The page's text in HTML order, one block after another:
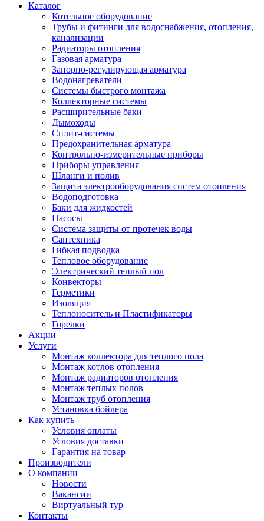
Каталог
Котельное оборудование
Трубы и фитинги для водоснабжения, отопления,
канализации
Радиаторы отопления
Газовая арматура
Запорно-регулирующая арматура
Водонагреватели
Системы быстрого монтажа
Коллекторные системы
Расширительные баки
Дымоходы
Сплит-системы
Предохранительная арматура
Контрольно-измерительные приборы
Приборы управления
Шланги и полив
Защита электрооборудования систем отопления
Водоподготовка
Баки для жидкостей
Насосы
Система защиты от протечек воды
Сантехника
Гибкая подводка
Тепловое оборудование
Электрический теплый пол
Конвекторы
Герметики
Изоляция
Теплоноситель и Пластификаторы
Горелки
Акции
Услуги
Монтаж коллектора для теплого пола
Монтаж котлов отопления
Монтаж радиаторов отопления
Монтаж теплых полов
Монтаж труб отопления
Установка бойлера
Как купить
Условия оплаты
Условия доставки
Гарантия на товар
Производители
О компании
Новости
Вакансии
Виртуальный тур
Контакты